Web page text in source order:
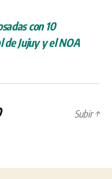
con 10
Jujuy y el NOA
Subir↑